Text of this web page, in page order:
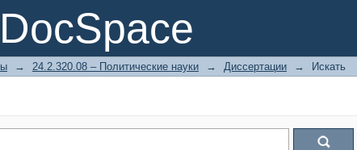
→ 24.2.320.08 – Политические науки → Диссертации → Искать